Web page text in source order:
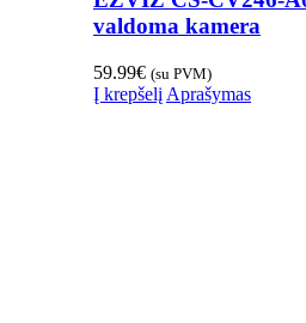
valdoma kamera
59.99€ (su PVM)
Į krepšelį Aprašymas